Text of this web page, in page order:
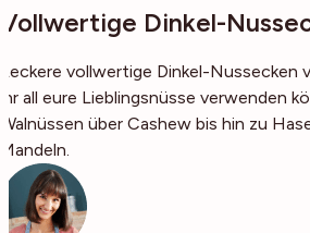
Vollwertige Dinkel-
Leckere vollwertige Dinkel-Nussecken
ihr all eure Lieblingsnüsse verwenden
Walnüssen über Cashew bis hin zu
Mandeln.